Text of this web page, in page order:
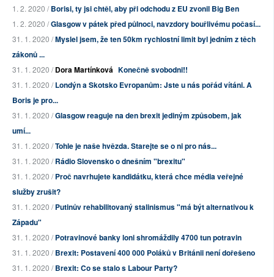
1. 2. 2020 /Borisi, ty jsi chtěl, aby při odchodu z EU zvonil Big Ben
1. 2. 2020 /Glasgow v pátek před půlnoci, navzdory bouřlivému počasí...
31. 1. 2020 /Myslel jsem, že ten 50km rychlostní limit byl jedním z těch
zákonů ...
31. 1. 2020 /Dora Martínková Konečně svobodni!!
31. 1. 2020 /Londýn a Skotsko Evropanům: Jste u nás pořád vítáni. A
Boris je pro...
31. 1. 2020 /Glasgow reaguje na den brexit jediným způsobem, jak
umí...
31. 1. 2020 /Tohle je naše hvězda. Starejte se o ni pro nás...
31. 1. 2020 /Rádio Slovensko o dnešním "brexitu"
31. 1. 2020 /Proč navrhujete kandidátku, která chce média veřejné
služby zrušit?
31. 1. 2020 /Putinův rehabilitovaný stalinismus "má být alternativou k
Západu"
31. 1. 2020 /Potravinové banky loni shromáždily 4700 tun potravin
31. 1. 2020 /Brexit: Postavení 400 000 Poláků v Británii není dořešeno
31. 1. 2020 /Brexit: Co se stalo s Labour Party?